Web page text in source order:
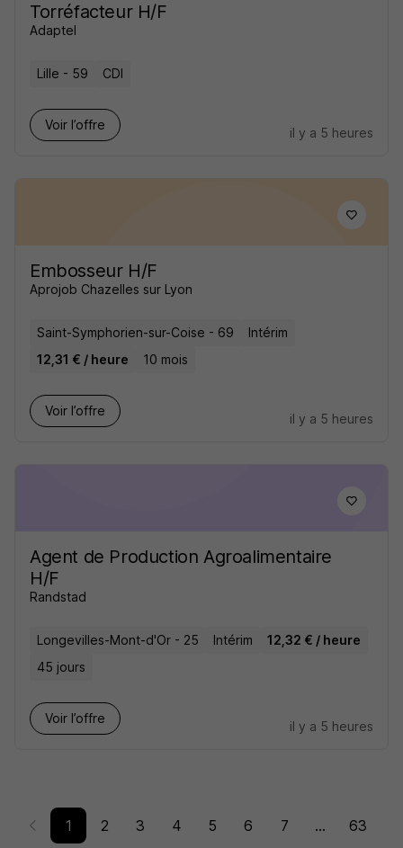
Torréfacteur H/F
Adaptel
Lille - 59 CDI
Voir l’offre
il y a 5 heures
Embosseur H/F
Aprojob Chazelles sur Lyon
Saint-Symphorien-sur-Coise - 69
Intérim
12,31 € / heure
10 mois
Voir l’offre
il y a 5 heures
Agent de Production Agroalimentaire
H/F
Randstad
Longevilles-Mont-d'Or - 25 Intérim
12,32 € / heure
45 jours
Voir l’offre
il y a 5 heures
1 2 3 4 5 6 7 ... 63